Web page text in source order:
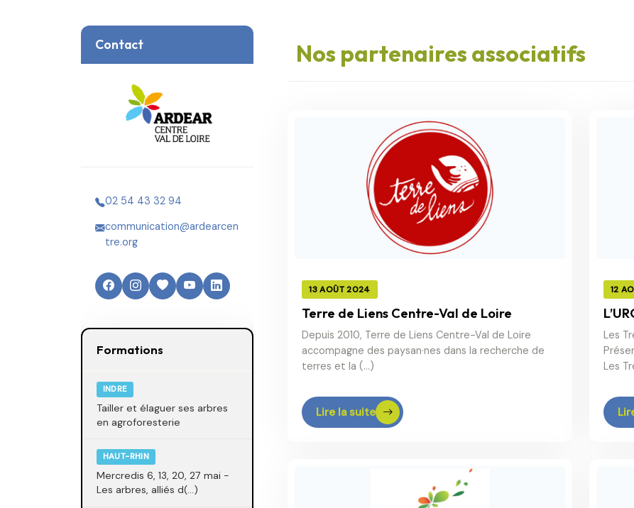
Contact
02 54 43 32 94
communication@ardearcen
tre.org
Formations
INDRE
Tailler et élaguer ses arbres
en agroforesterie
HAUT-RHIN
Mercredis 6, 13, 20, 27 mai -
Les arbres, alliés d(...)
Nos partenaires associatifs
13 AOÛT 2024
Terre de Liens Centre-Val de Loire
Depuis 2010, Terre de Liens Centre-Val de Loire
accompagne des paysan·nes dans la recherche de
terres et la (…)
Lire la suite
12
Les
Les